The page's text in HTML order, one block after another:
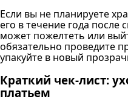
Если вы не планируете
его в течение года после
может пожелтеть или
обязательно проведите
упакуйте в новый
Краткий чек-лист:
платьем